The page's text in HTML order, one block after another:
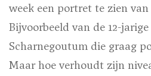
week een portret te zien
Bijvoorbeeld van de 12-
Scharnegoutum die graag
Maar hoe verhoudt zijn